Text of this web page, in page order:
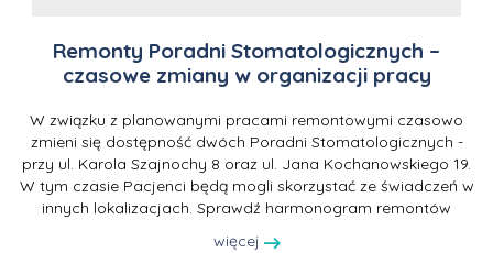
Remonty Poradni Stomatologicznych –
czasowe zmiany w organizacji pracy
W związku z planowanymi pracami remontowymi czasowo
zmieni się dostępność dwóch Poradni Stomatologicznych -
przy ul. Karola Szajnochy 8 oraz ul. Jana Kochanowskiego 19.
W tym czasie Pacjenci będą mogli skorzystać ze świadczeń w
innych lokalizacjach. Sprawdź harmonogram remontów
więcej